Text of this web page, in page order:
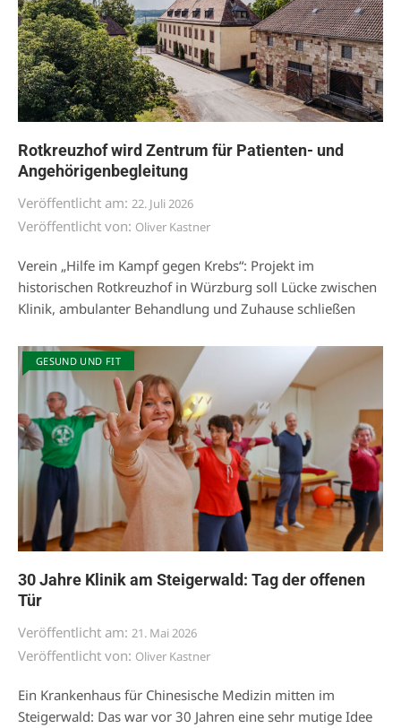
Rotkreuzhof wird Zentrum für Patienten- und
Angehörigenbegleitung
Veröffentlicht am: 22. Juli 2026
Veröffentlicht von: Oliver Kastner
Verein „Hilfe im Kampf gegen Krebs“: Projekt im
historischen Rotkreuzhof in Würzburg soll Lücke zwischen
Klinik, ambulanter Behandlung und Zuhause schließen
GESUND UND FIT
30 Jahre Klinik am Steigerwald: Tag der offenen
Tür
Veröffentlicht am: 21. Mai 2026
Veröffentlicht von: Oliver Kastner
Ein Krankenhaus für Chinesische Medizin mitten im
Steigerwald: Das war vor 30 Jahren eine sehr mutige Idee